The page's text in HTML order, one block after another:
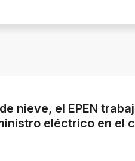
nieve, el EPEN
eléctrico en el